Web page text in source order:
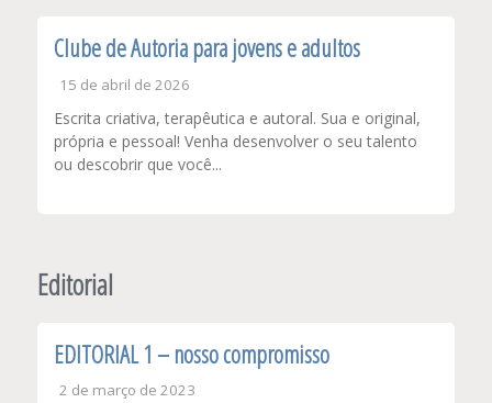
Clube de Autoria para jovens e adultos
15 de abril de 2026
Escrita criativa, terapêutica e autoral. Sua e original,
própria e pessoal! Venha desenvolver o seu talento
ou descobrir que você...
Editorial
EDITORIAL 1 – nosso compromisso
2 de março de 2023